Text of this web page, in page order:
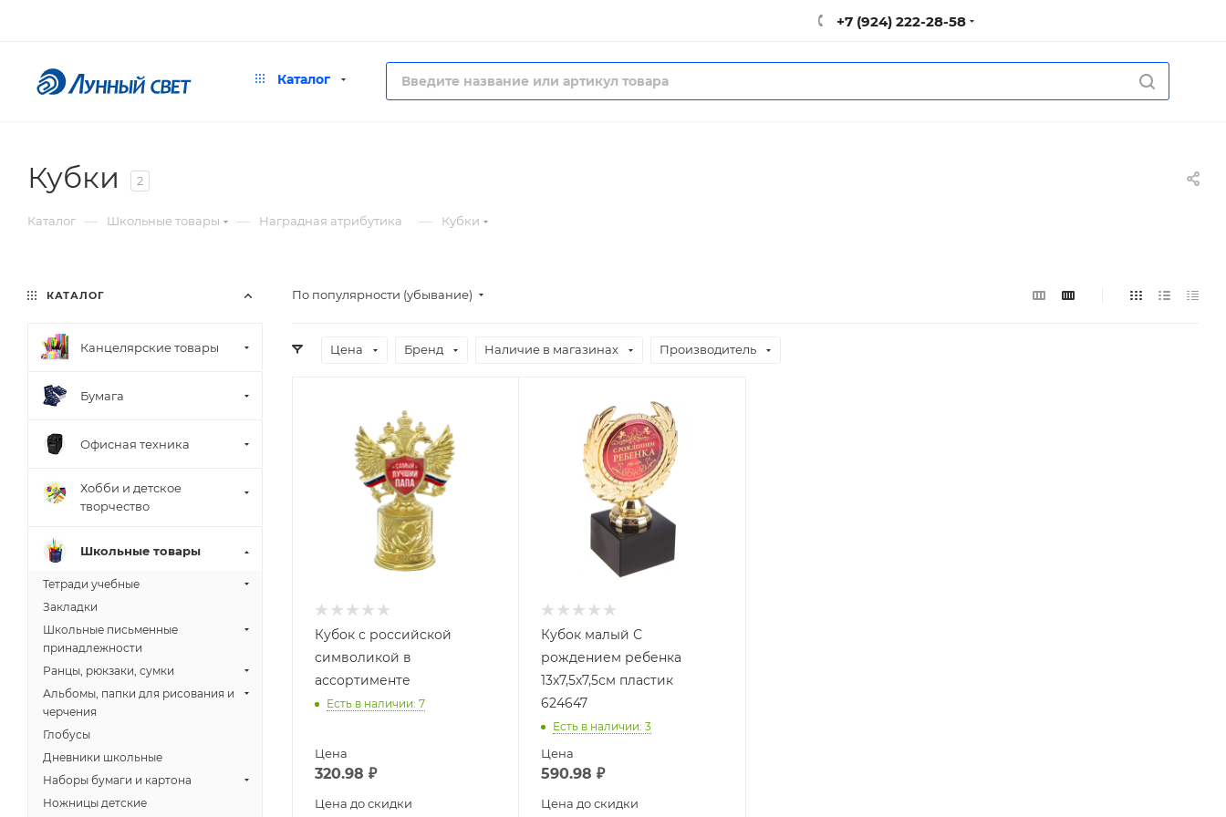
+7 (924) 222-28-58
Каталог
Кубки 2
Каталог — Школьные товары — Наградная атрибутика — Кубки
По популярности (убывание)
Цена Бренд Наличие в магазинах Производитель
Кубок с российской
символикой в
ассортименте
Есть в наличии: 7
Цена
320.98 ₽
Цена до скидки
Кубок малый С
рождением ребенка
13х7,5х7,5см пластик
624647
Есть в наличии: 3
Цена
590.98 ₽
Цена до скидки
КАТАЛОГ
Канцелярские товары
Бумага
Офисная техника
Хобби и детское
творчество
Школьные товары
Тетради учебные
Закладки
Школьные письменные
принадлежности
Ранцы, рюкзаки, сумки
Альбомы, папки для рисования и
черчения
Глобусы
Дневники школьные
Наборы бумаги и картона
Ножницы детские